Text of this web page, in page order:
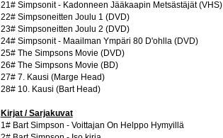
21# Simpsonit - Kadonneen Jääkaapin Metsästäjät (VHS)
22# Simpsoneitten Joulu 1 (DVD)
23# Simpsoneitten Joulu 2 (DVD)
24# Simpsonit - Maailman Ympäri 80 D'ohlla (DVD)
25# The Simpsons Movie (DVD)
26# The Simpsons Movie (BD)
27# 7. Kausi (Marge Head)
28# 10. Kausi (Bart Head)
Kirjat / Sarjakuvat
1# Bart Simpson - Voittajan On Helppo Hymyillä